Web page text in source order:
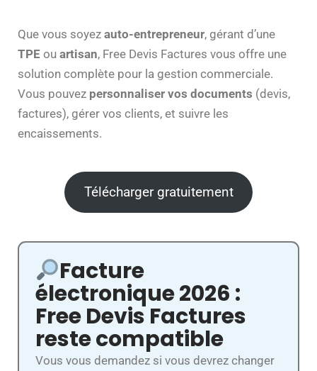
Que vous soyez auto-entrepreneur, gérant d’une
TPE ou artisan, Free Devis Factures vous offre une
solution complète pour la gestion commerciale.
Vous pouvez personnaliser vos documents (devis,
factures), gérer vos clients, et suivre les
encaissements.
Télécharger gratuitement
Facture
électronique 2026 :
Free Devis Factures
reste compatible
Vous vous demandez si vous devrez changer